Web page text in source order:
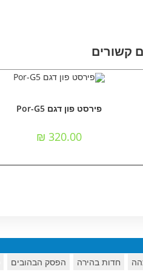
קשורים
מספר
לבחור
בעמוד
פירסט פון דגם Por-G5
₪ 320.00
חדות בהירה הפסק הבהובים